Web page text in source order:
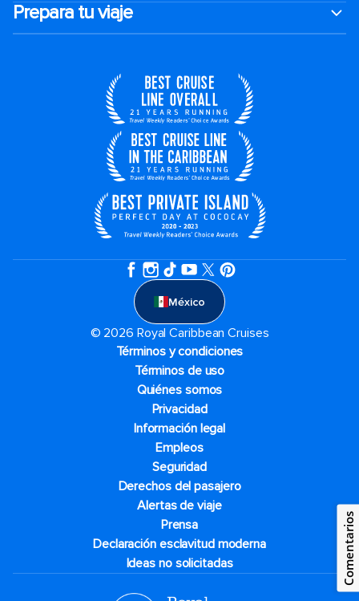
Prepara tu viaje
México
© 2026 Royal Caribbean Cruises
Términos y condiciones
Términos de uso
Quiénes somos
Privacidad
Información legal
Empleos
Seguridad
Derechos del pasajero
Alertas de viaje
Prensa
Declaración esclavitud moderna
Ideas no solicitadas
Comentarios